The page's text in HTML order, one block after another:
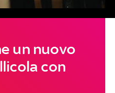
un nuovo
con